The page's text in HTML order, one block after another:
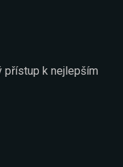
přístup k nejlepším